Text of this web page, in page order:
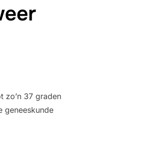
zo’n 37 graden
geneeskunde